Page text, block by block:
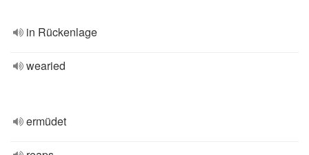
in Rückenlage
wearied
ermüdet